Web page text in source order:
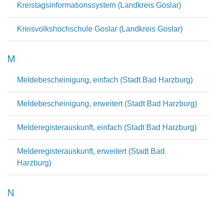
Kreistagsinformationssystem (Landkreis Goslar)
Kreisvolkshochschule Goslar (Landkreis Goslar)
M
Meldebescheinigung, einfach (Stadt Bad Harzburg)
Meldebescheinigung, erweitert (Stadt Bad Harzburg)
Melderegisterauskunft, einfach (Stadt Bad Harzburg)
Melderegisterauskunft, erweitert (Stadt Bad
Harzburg)
N